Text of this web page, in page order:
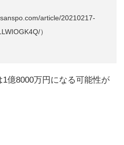
article/20210217-
）
億8000万円になる可能性が